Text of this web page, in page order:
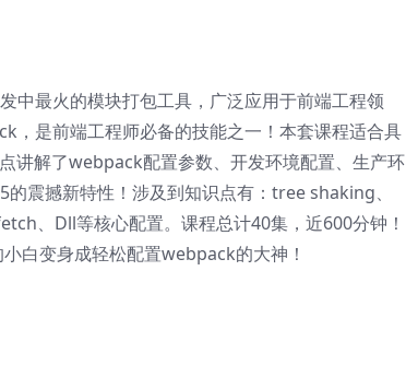
中最火的模块打包工具，广泛应用于前端工程领
，是前端工程师必备的技能之一！本套课程适合具
讲解了webpack配置参数、开发环境配置、生产环
震撼新特性！涉及到知识点有：tree shaking、
、Dll等核心配置。课程总计40集，近600分钟！
白变身成轻松配置webpack的大神！